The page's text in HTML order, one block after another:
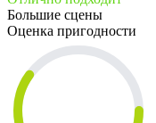
Большие сцены
Оценка пригодности